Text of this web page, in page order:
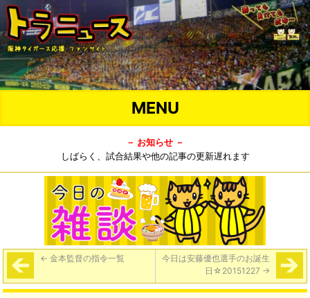
MENU
－ お知らせ －
しばらく、試合結果や他の記事の更新遅れます
← 金本監督の指令一覧
今日は安藤優也選手のお誕生
日☆20151227 →